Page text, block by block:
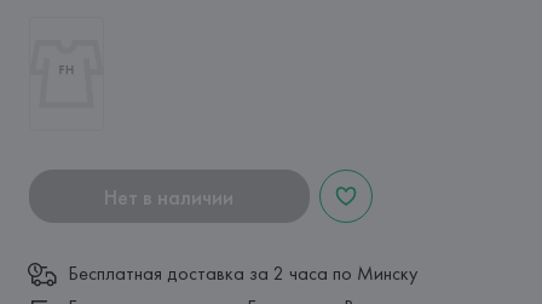
Нет в наличии
Бесплатная доставка за 2 часа по Минску